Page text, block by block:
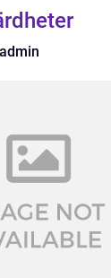
admin